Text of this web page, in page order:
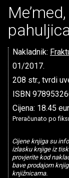
Nakladnik:
01/2017.
208 str., tvrdi
ISBN
Cijena: 18.45 eur
Preračunato po
Cijene knjiga su
izlasku knjige iz
provjerite kod
bave prodajom
knjižnicama.